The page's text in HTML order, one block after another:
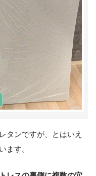
タンですが、とはいえ
ます。